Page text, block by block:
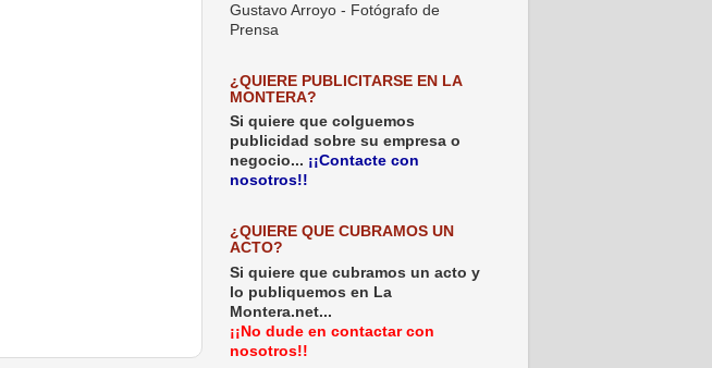
Gustavo Arroyo - Fotógrafo de
Prensa
¿QUIERE PUBLICITARSE EN LA
MONTERA?
Si quiere que colguemos
publicidad sobre su empresa o
negocio... ¡¡Contacte con
nosotros!!
¿QUIERE QUE CUBRAMOS UN
ACTO?
Si quiere que cubramos un acto y
lo publiquemos en La
Montera.net...
¡¡No dude en contactar con
nosotros!!